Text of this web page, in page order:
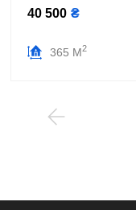
40 500 ₴
365 М2